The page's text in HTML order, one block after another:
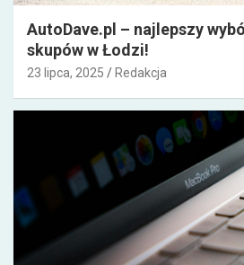
AutoDave.pl – najlepszy
skupów w Łodzi!
23 lipca, 2025 Redakcja